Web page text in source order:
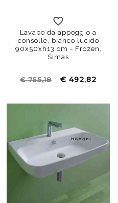
Lavabo da appoggio a
consolle, bianco lucido
90x50xh13 cm - Frozen,
Simas
€ 755,18 € 492,82